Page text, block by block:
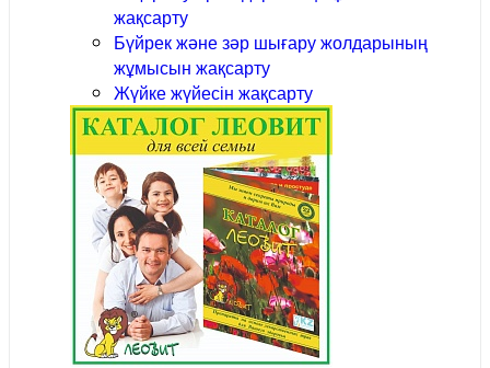
жақсарту
Бүйрек және зәр шығару жолдарының
жұмысын жақсарту
Жүйке жүйесін жақсарту